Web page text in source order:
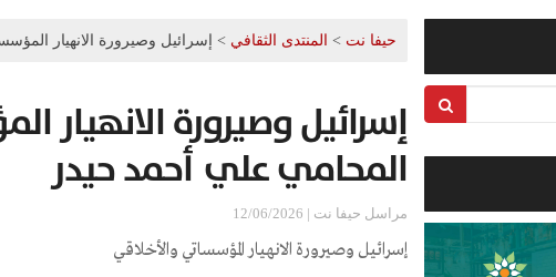
حيفا نت > المنتدى الثقافي > إسرائيل وصيرورة الانهيار
إسرائيل وصيرورة الانهيار
المحامي علي أحمد حيدر
مراسل حيفا نت | 12/06/2026
إسرائيل وصيرورة الانهيار المؤسساتي والأخلاقي